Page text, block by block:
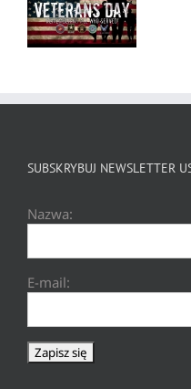
SUBSKRYBUJ NEWSLETTER
Nazwa:
E-mail: